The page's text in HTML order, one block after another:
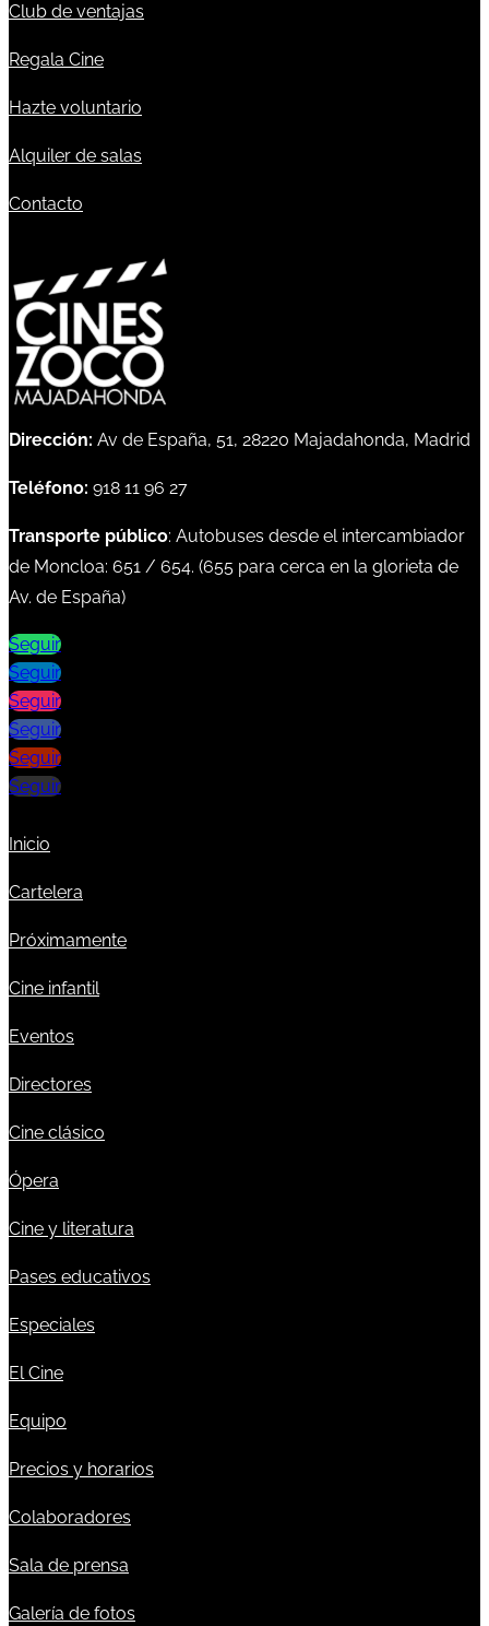
Club de ventajas
Regala Cine
Hazte voluntario
Alquiler de salas
Contacto
Dirección: Av de España, 51, 28220 Majadahonda, Madrid
Teléfono: 918 11 96 27
Transporte público: Autobuses desde el intercambiador
de Moncloa: 651 / 654. (655 para cerca en la glorieta de
Av. de España)
Seguir
Seguir
Seguir
Seguir
Seguir
Seguir
Inicio
Cartelera
Próximamente
Cine infantil
Eventos
Directores
Cine clásico
Ópera
Cine y literatura
Pases educativos
Especiales
El Cine
Equipo
Precios y horarios
Colaboradores
Sala de prensa
Galería de fotos